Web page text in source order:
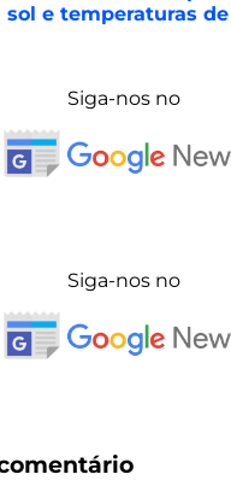
e temperaturas de
Siga-nos no
Siga-nos no